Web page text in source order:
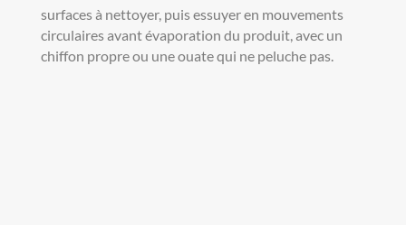
surfaces à nettoyer, puis essuyer en mouvements
circulaires avant évaporation du produit, avec un
chiffon propre ou une ouate qui ne peluche pas.